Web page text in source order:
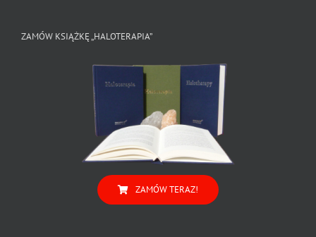
ZAMÓW KSIĄŻKĘ „HALOTERAPIA”
ZAMÓW TERAZ!